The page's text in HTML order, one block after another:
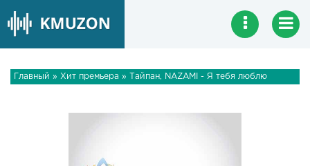
Главный » Хит премьера » Тайпан, NAZAMI - Я тебя люблю